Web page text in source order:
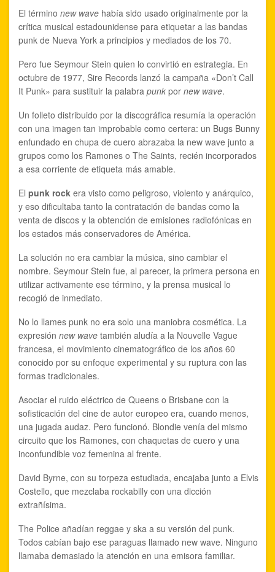
El término new wave había sido usado originalmente por la
crítica musical estadounidense para etiquetar a las bandas
punk de Nueva York a principios y mediados de los 70.
Pero fue Seymour Stein quien lo convirtió en estrategia. En
octubre de 1977, Sire Records lanzó la campaña «Don’t Call
It Punk» para sustituir la palabra punk por new wave.
Un folleto distribuido por la discográfica resumía la operación
con una imagen tan improbable como certera: un Bugs Bunny
enfundado en chupa de cuero abrazaba la new wave junto a
grupos como los Ramones o The Saints, recién incorporados
a esa corriente de etiqueta más amable.
El punk rock era visto como peligroso, violento y anárquico,
y eso dificultaba tanto la contratación de bandas como la
venta de discos y la obtención de emisiones radiofónicas en
los estados más conservadores de América.
La solución no era cambiar la música, sino cambiar el
nombre. Seymour Stein fue, al parecer, la primera persona en
utilizar activamente ese término, y la prensa musical lo
recogió de inmediato.
No lo llames punk no era solo una maniobra cosmética. La
expresión new wave también aludía a la Nouvelle Vague
francesa, el movimiento cinematográfico de los años 60
conocido por su enfoque experimental y su ruptura con las
formas tradicionales.
Asociar el ruido eléctrico de Queens o Brisbane con la
sofisticación del cine de autor europeo era, cuando menos,
una jugada audaz. Pero funcionó. Blondie venía del mismo
circuito que los Ramones, con chaquetas de cuero y una
inconfundible voz femenina al frente.
David Byrne, con su torpeza estudiada, encajaba junto a Elvis
Costello, que mezclaba rockabilly con una dicción
extrañísima.
The Police añadían reggae y ska a su versión del punk.
Todos cabían bajo ese paraguas llamado new wave. Ninguno
llamaba demasiado la atención en una emisora familiar.